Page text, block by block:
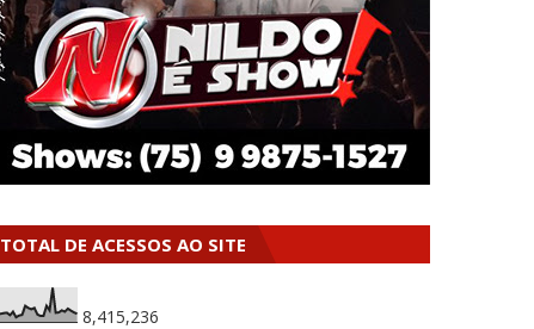
TOTAL DE ACESSOS AO SITE
8,415,236